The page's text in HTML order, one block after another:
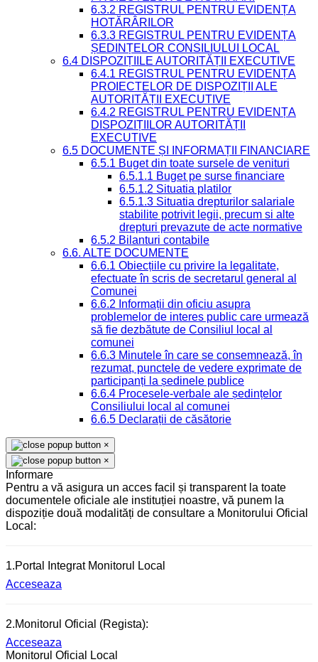
6.3.2 REGISTRUL PENTRU EVIDENȚA
HOTĂRÂRILOR
6.3.3 REGISTRUL PENTRU EVIDENȚA
ȘEDINȚELOR CONSILIULUI LOCAL
6.4 DISPOZIȚIILE AUTORITĂȚII EXECUTIVE
6.4.1 REGISTRUL PENTRU EVIDENȚA
PROIECTELOR DE DISPOZIȚII ALE
AUTORITĂȚII EXECUTIVE
6.4.2 REGISTRUL PENTRU EVIDENȚA
DISPOZIȚIILOR AUTORITĂȚII
EXECUTIVE
6.5 DOCUMENTE ȘI INFORMAȚII FINANCIARE
6.5.1 Buget din toate sursele de venituri
6.5.1.1 Buget pe surse financiare
6.5.1.2 Situatia platilor
6.5.1.3 Situatia drepturilor salariale
stabilite potrivit legii, precum si alte
drepturi prevazute de acte normative
6.5.2 Bilanturi contabile
6.6. ALTE DOCUMENTE
6.6.1 Obiecțiile cu privire la legalitate,
efectuate în scris de secretarul general al
Comunei
6.6.2 Informații din oficiu asupra
problemelor de interes public care urmează
să fie dezbătute de Consiliul local al
comunei
6.6.3 Minutele în care se consemnează, în
rezumat, punctele de vedere exprimate de
participanți la ședinele publice
6.6.4 Procesele-verbale ale ședințelor
Consiliului local al comunei
6.6.5 Declarații de căsătorie
×
×
Informare
Pentru a vă asigura un acces facil și transparent la toate
documentele oficiale ale instituției noastre, vă punem la
dispoziție două modalități de consultare a Monitorului Oficial
Local:
1.Portal Integrat Monitorul Local
Acceseaza
2.Monitorul Oficial (Regista):
Acceseaza
Monitorul Oficial Local